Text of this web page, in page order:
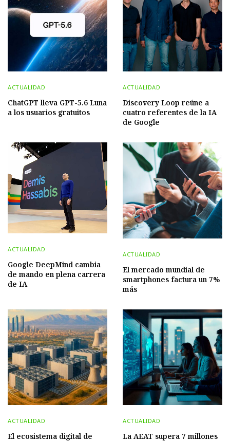
ACTUALIDAD
ChatGPT lleva GPT-5.6 Luna
a los usuarios gratuitos
ACTUALIDAD
Discovery Loop reúne a
cuatro referentes de la IA
de Google
ACTUALIDAD
Google DeepMind cambia
de mando en plena carrera
de IA
ACTUALIDAD
El mercado mundial de
smartphones factura un 7%
más
ACTUALIDAD
El ecosistema digital de
ACTUALIDAD
La AEAT supera 7 millones